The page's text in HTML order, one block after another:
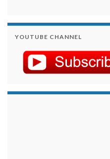
YOUTUBE CHANNEL